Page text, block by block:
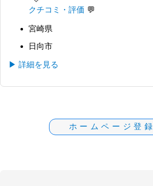
クチコミ・評価
宮崎県
日向市
▶ 詳細を見る
ホームページ登録